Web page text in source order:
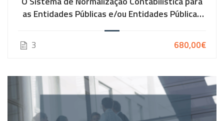
as Entidades Públicas e/ou Entidades Públicas
3 680,00€